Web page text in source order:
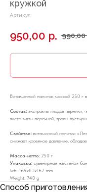
кружкой
Артикул:
950,00 р. 990,00
Витаминный напиток массой 250 г
Состав: экстракты плодов
листа мяты перечной, травы
Свойства: витаминный напиток
снижает кровяное давление,
Масса-нетто: 250 г
Упаковка: сувенирная жестяная
lwh: 169x83x162 mm
Weight: 740 g
Способ